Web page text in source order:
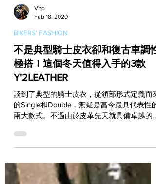
Vito
BIKERS' FASHION
不是典型騎士皮衣卻和復古車調性
極搭！這個冬天值得入手的3款
Y'2LEATHER
談到了典型的騎士皮衣，從領部形式定義而來
的Single和Double，無疑是當今最具代表性的
來就很適合用於騎車時的裝扮，而在設計上如
果又能夠融入特定的風格，即使它並不是一件